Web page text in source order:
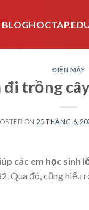
ĐIỆN MÁY
trồng
ON 25 THÁNG 6,
các em học sinh
Qua đó, cũng